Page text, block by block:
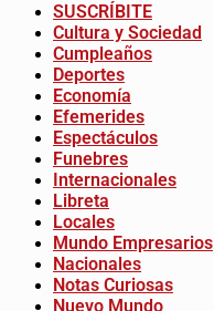
SUSCRÍBITE
Cultura y Sociedad
Cumpleaños
Deportes
Economía
Efemerides
Espectáculos
Funebres
Internacionales
Libreta
Locales
Mundo Empresarios
Nacionales
Notas Curiosas
Nuevo Mundo